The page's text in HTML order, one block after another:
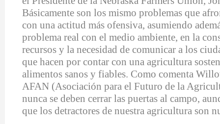
Básicamente son los mismo problemas que
con una actitud más ofensiva, asumiendo
problema real con el medio ambiente, en la
recursos y la necesidad de comunicar a los
que hacen por contar con una agricultura
alimentos sanos y fiables. Como comenta
AFAN (Asociación para el Futuro de la
nunca se deben cerrar las puertas al campo,
que los detractores de nuestra agricultura son